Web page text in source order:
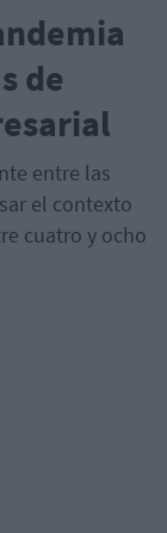
de
entre las
el contexto
cuatro y ocho